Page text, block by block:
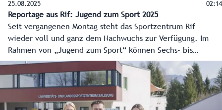
25.08.2025 02:14
Reportage aus Rif: Jugend zum Sport 2025
Seit vergangenen Montag steht das Sportzentrum Rif
wieder voll und ganz dem Nachwuchs zur Verfügung. Im
Rahmen von „Jugend zum Sport“ können Sechs- bis
vierzehnjährige Mädchen und Buben unter fachkundiger
Anleitung durch professionelle Trainerinnen und Trainer
mehr als 30 Sportarten ausprobieren. Rund 2.400
Teilnahmen gab es bereits an den ersten drei Tagen.